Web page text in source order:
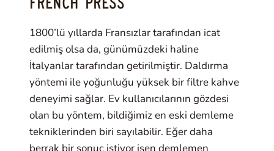
1800’lü yıllarda Fransızlar tarafından icat
edilmiş olsa da, günümüzdeki haline
İtalyanlar tarafından getirilmiştir. Daldırma
yöntemi ile yoğunluğu yüksek bir filtre kahve
deneyimi sağlar. Ev kullanıcılarının gözdesi
olan bu yöntem, bildiğimiz en eski demleme
tekniklerinden biri sayılabilir. Eğer daha